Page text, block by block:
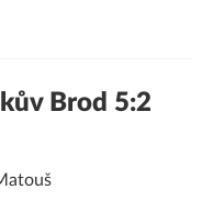
Brod 5:2